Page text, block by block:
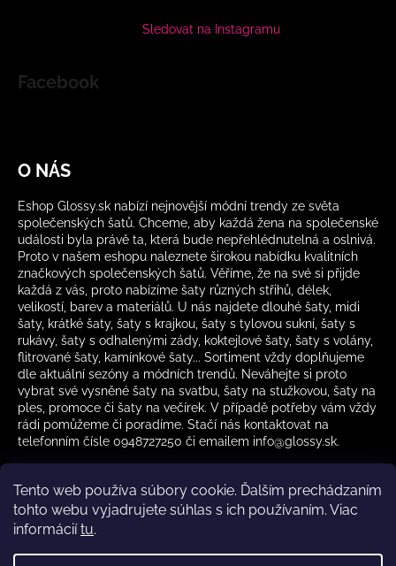
Tento web používa súbory cookie. Ďalším prechádzaním
tohto webu vyjadrujete súhlas s ich používaním. Viac
informáciítu.
Sledovat na Instagramu
Facebook
O NÁS
Eshop Glossy.sk nabízí nejnovější módní trendy ze světa
společenských šatů. Chceme, aby každá žena na společenské
události byla právě ta, která bude nepřehlédnutelná a oslnivá.
Proto v našem eshopu naleznete širokou nabídku kvalitních
značkových společenských šatů. Věříme, že na své si přijde
každá z vás, proto nabízíme šaty různých střihů, délek,
velikostí, barev a materiálů. U nás najdete dlouhé šaty, midi
šaty, krátké šaty, šaty s krajkou, šaty s tylovou sukní, šaty s
rukávy, šaty s odhalenými zády, koktejlové šaty, šaty s volány,
flitrované šaty, kamínkové šaty... Sortiment vždy doplňujeme
dle aktuální sezóny a módních trendů. Neváhejte si proto
vybrat své vysněné šaty na svatbu, šaty na stužkovou, šaty na
ples, promoce či šaty na večírek. V případě potřeby vám vždy
rádi pomůžeme či poradíme. Stačí nás kontaktovat na
telefonním čísle 0948727250 či emailem info@glossy.sk.
Kamenná prodejna otevírací doba CZ